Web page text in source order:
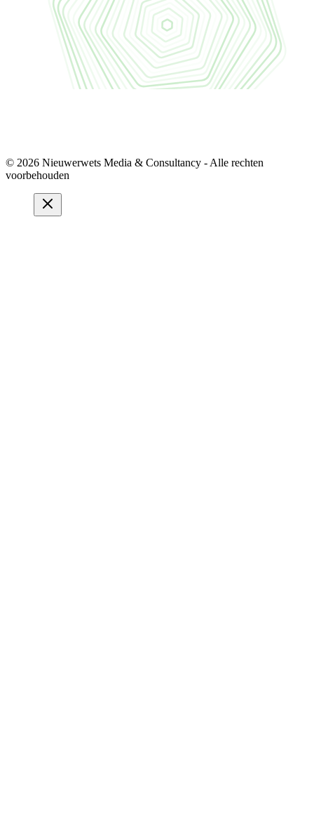
© 2026 Nieuwerwets Media & Consultancy - Alle rechten
voorbehouden